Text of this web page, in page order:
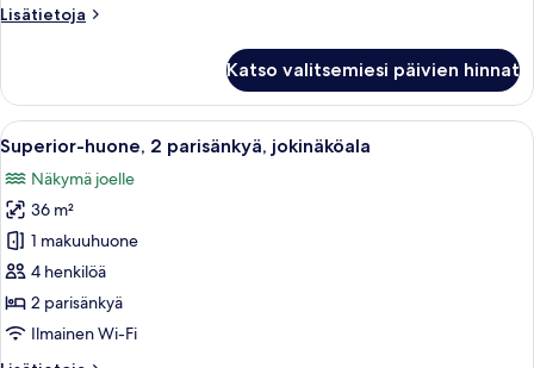
kuvat
Lisätietoja
Lisätietoja
1
suuri
parisänky,
jokinäköala
Katso valitsemiesi päivien hinnat
Avaa
kaikki
huonetyypin
Superior-
huone,
2
parisänkyä,
jokinäköala
Hotellihuone, jossa on kaksi
7
Superior-huone, 2 parisänkyä, jokinäköala
Näkymä joelle
36 m²
1 makuuhuone
4 henkilöä
2 parisänkyä
Ilmainen Wi-Fi